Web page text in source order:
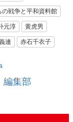
の戦争と平和資料館
元淳 黄虎男
連 赤石千衣子
集部